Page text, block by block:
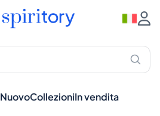
NuovoCollezioniIn vendita